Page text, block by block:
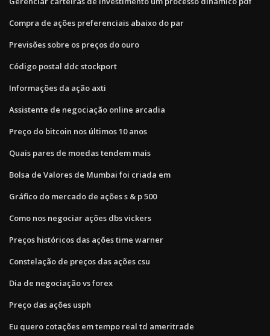
Compra de ações preferenciais abaixo do par
Previsões sobre os preços do ouro
Código postal ddc stockport
Informações da ação axti
Assistente de negociação online arcadia
Preço do bitcoin nos últimos 10 anos
Quais pares de moedas tendem mais
Bolsa de Valores de Mumbai foi criada em
Gráfico do mercado de ações s & p 500
Como nos negociar ações dbs vickers
Preços históricos das ações time warner
Constelação de preços das ações csu
Dia de negociação vs forex
Preço das ações usph
Eu quero cotações em tempo real td ameritrade